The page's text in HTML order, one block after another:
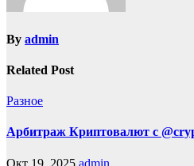
By admin
Related Post
Разное
Арбитраж Криптовалют с
Окт 19, 2025 admin